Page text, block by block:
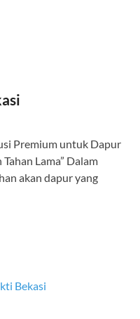
Premium untuk Dapur
Lama” Dalam
akan dapur yang